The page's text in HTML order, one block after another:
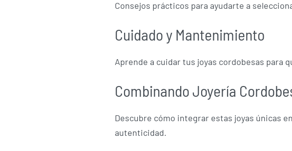
Consejos prácticos para ayudarte a
Cuidado y Mantenimiento
Aprende a cuidar tus joyas cordobesas para
Combinando Joyería
Descubre cómo integrar estas joyas únicas
autenticidad.